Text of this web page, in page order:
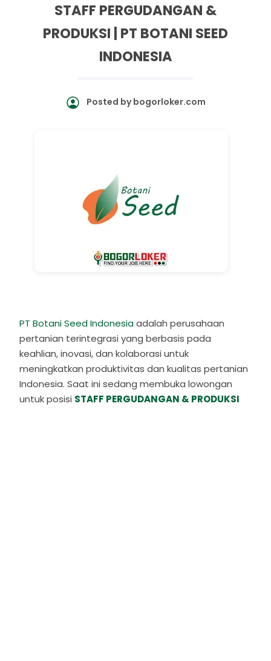
STAFF PERGUDANGAN &
PRODUKSI | PT BOTANI SEED
INDONESIA
Posted bybogorloker.com
PT Botani Seed Indonesiaadalah perusahaan
pertanian terintegrasi yang berbasis pada
keahlian, inovasi, dan kolaborasi untuk
meningkatkan produktivitas dan kualitas pertanian
Indonesia. Saat ini sedang membuka lowongan
untuk posisi STAFF PERGUDANGAN & PRODUKSI